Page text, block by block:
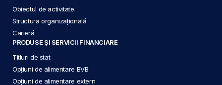
Obiectul de activitate
Structura organizațională
Carieră
PRODUSE ȘI SERVICII FINANCIARE
Titluri de stat
Opțiuni de alimentare BVB
Opțiuni de alimentare extern